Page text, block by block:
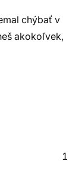
chýbať v
akokoľvek,
1